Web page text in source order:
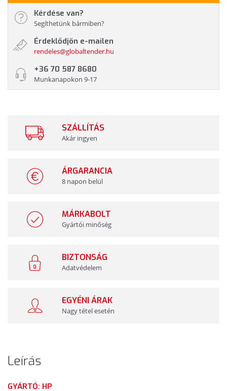
Kérdése van?
Segíthetünk bármiben?
Érdeklődjön e-mailen
rendeles@globaltender.hu
+36 70 587 8680
Munkanapokon 9-17
SZÁLLÍTÁS
Akár ingyen
ÁRGARANCIA
8 napon belül
MÁRKABOLT
Gyártói minőség
BIZTONSÁG
Adatvédelem
EGYÉNI ÁRAK
Nagy tétel esetén
Leírás
GYÁRTÓ: HP